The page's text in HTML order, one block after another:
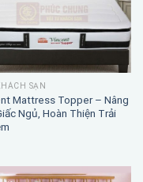
SẠN
Mattress Topper – Nâng
Ngủ, Hoàn Thiện Trải